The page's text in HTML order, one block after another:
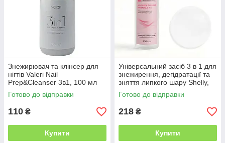
Знежирювач та клінсер для
нігтів Valeri Nail
Prep&Cleanser 3в1, 100 мл
Готово до відправки
110 ₴
Купити
Універсальний засіб 3 в 1 для
знежирення, дегідратації та
зняття липкого шару Shelly,
200 мл
Готово до відправки
218 ₴
Купити